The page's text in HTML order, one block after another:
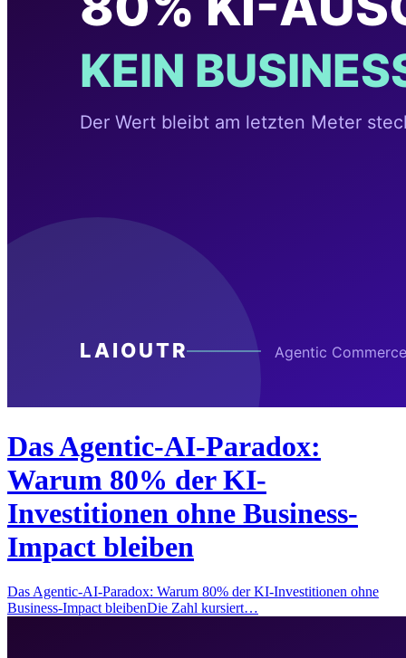
Das Agentic-AI-Paradox:
Warum 80% der KI-
Investitionen ohne Business-
Impact bleiben
Das Agentic-AI-Paradox: Warum 80% der KI-Investitionen ohne
Business-Impact bleibenDie Zahl kursiert…